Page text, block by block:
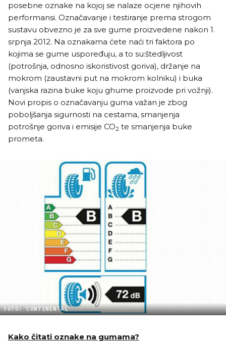
posebne oznake na kojoj se nalaze ocjene njihovih
performansi. Označavanje i testiranje prema strogom
sustavu obvezno je za sve gume proizvedene nakon 1.
srpnja 2012. Na oznakama ćete naći tri faktora po
kojima se gume uspoređuju, a to su:štedljivost
(potrošnja, odnosno iskoristivost goriva), držanje na
mokrom (zaustavni put na mokrom kolniku) i buka
(vanjska razina buke koju ghume proizvode pri vožnji).
Novi propis o označavanju guma važan je zbog
poboljšanja sigurnosti na cestama, smanjenja
potrošnje goriva i emisije CO2 te smanjenja buke
prometa.
FOTO: CONTINENTAL
Kako čitati oznake na gumama?